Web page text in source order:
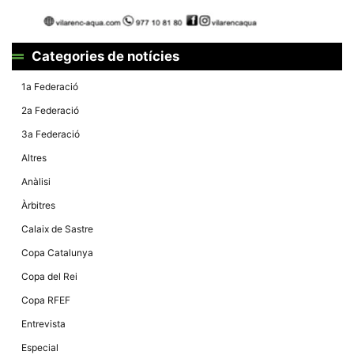
Categories de notícies
1a Federació
2a Federació
3a Federació
Altres
Anàlisi
Àrbitres
Calaix de Sastre
Copa Catalunya
Copa del Rei
Copa RFEF
Entrevista
Especial
comportament
navegues pel
web